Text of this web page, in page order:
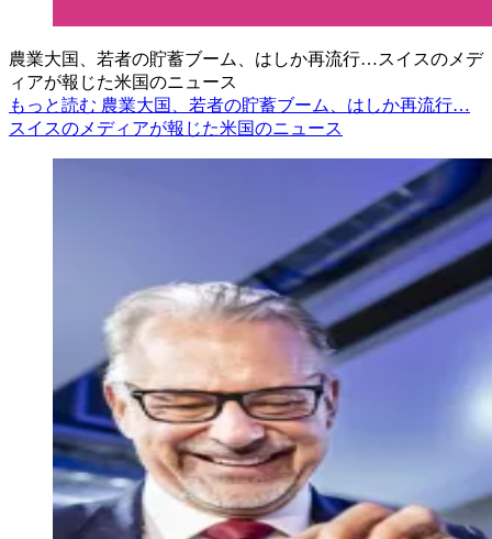
農業大国、若者の貯蓄ブーム、はしか再流行…スイスのメデ
ィアが報じた米国のニュース
もっと読む 農業大国、若者の貯蓄ブーム、はしか再流行…
スイスのメディアが報じた米国のニュース